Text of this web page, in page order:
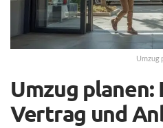
Umzug
Umzug planen:
Vertrag und